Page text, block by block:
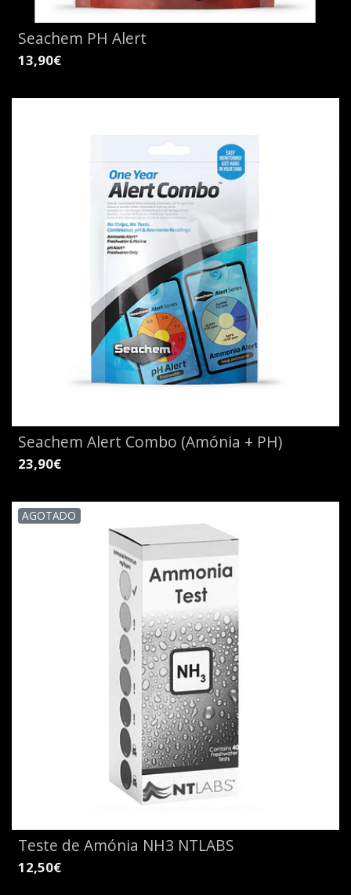
Seachem PH Alert
13,90€
Seachem Alert Combo (Amónia + PH)
23,90€
AGOTADO
Teste de Amónia NH3 NTLABS
12,50€